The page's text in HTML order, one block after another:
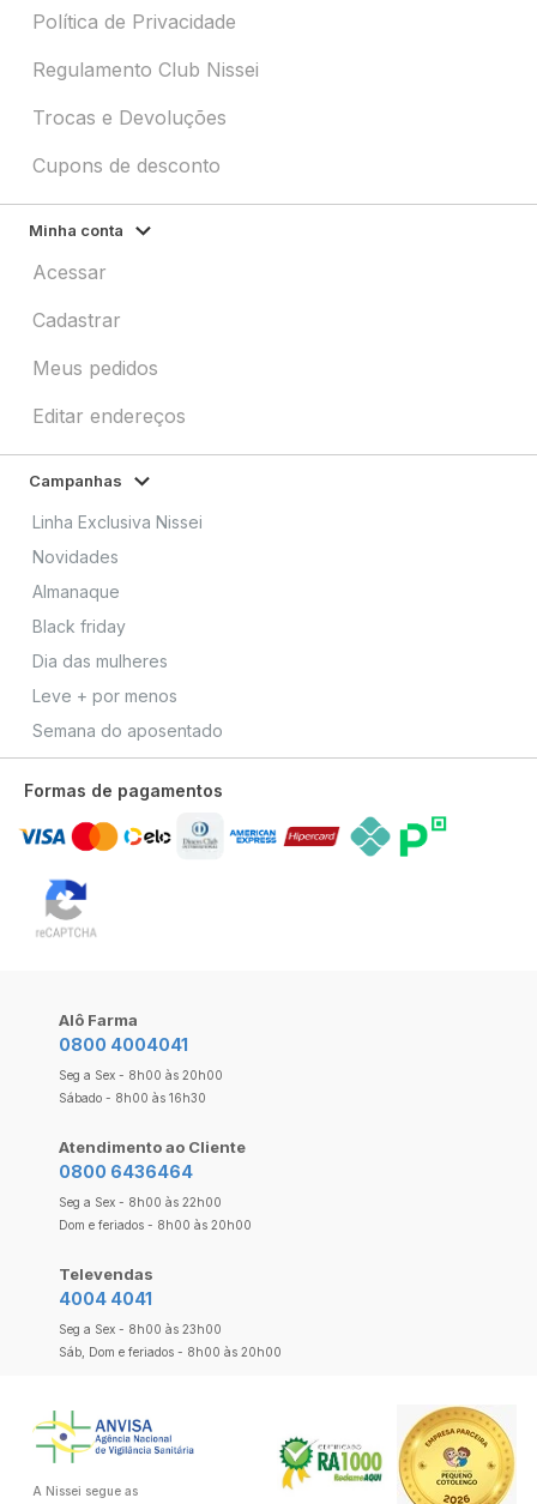
Política de Privacidade
Regulamento Club Nissei
Trocas e Devoluções
Cupons de desconto
Minha conta
Acessar
Cadastrar
Meus pedidos
Editar endereços
Campanhas
Linha Exclusiva Nissei
Novidades
Almanaque
Black friday
Dia das mulheres
Leve + por menos
Semana do aposentado
Formas de pagamentos
Alô Farma
0800 4004041
Seg a Sex - 8h00 às 20h00
Sábado - 8h00 às 16h30
Atendimento ao Cliente
0800 6436464
Seg a Sex - 8h00 às 22h00
Dom e feriados - 8h00 às 20h00
Televendas
4004 4041
Seg a Sex - 8h00 às 23h00
Sáb, Dom e feriados - 8h00 às 20h00
A Nissei segue as